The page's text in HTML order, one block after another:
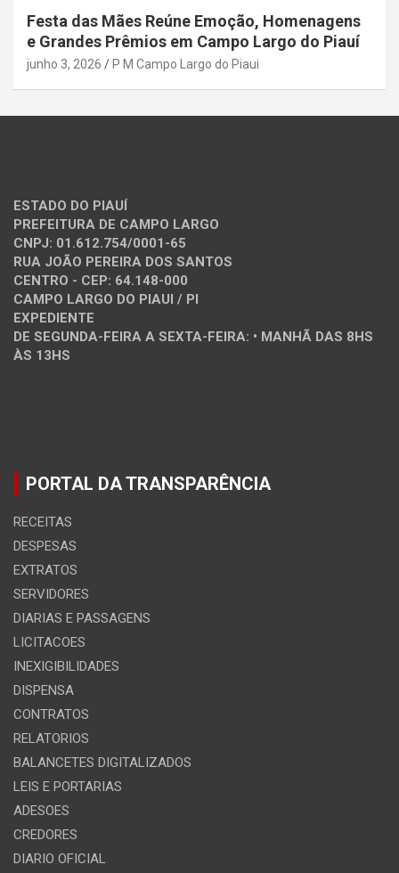
Festa das Mães Reúne Emoção, Homenagens
e Grandes Prêmios em Campo Largo do Piauí
junho 3, 2026 P M Campo Largo do Piaui
ESTADO DO PIAUÍ
PREFEITURA DE CAMPO LARGO
CNPJ: 01.612.754/0001-65
RUA JOÃO PEREIRA DOS SANTOS
CENTRO - CEP: 64.148-000
CAMPO LARGO DO PIAUI / PI
EXPEDIENTE
DE SEGUNDA-FEIRA A SEXTA-FEIRA: • MANHÃ DAS 8HS
ÀS 13HS
PORTAL DA TRANSPARÊNCIA
RECEITAS
DESPESAS
EXTRATOS
SERVIDORES
DIARIAS E PASSAGENS
LICITACOES
INEXIGIBILIDADES
DISPENSA
CONTRATOS
RELATORIOS
BALANCETES DIGITALIZADOS
LEIS E PORTARIAS
ADESOES
CREDORES
DIARIO OFICIAL